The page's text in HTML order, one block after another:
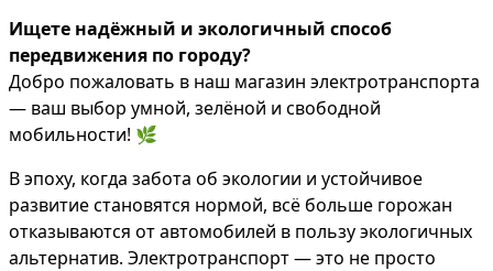
Ищете надёжный и экологичный способ
передвижения по городу?
Добро пожаловать в наш магазин электротранспорта
— ваш выбор умной, зелёной и свободной
мобильности! 🌿
В эпоху, когда забота об экологии и устойчивое
развитие становятся нормой, всё больше горожан
отказываются от автомобилей в пользу экологичных
альтернатив. Электротранспорт — это не просто